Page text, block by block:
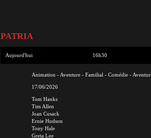
PATRIA
Aujourd'hui 16h30
Animation - Aventure - Familial - Comédie -
17/06/2026
Tom Hanks
Tim Allen
Joan Cusack
Ernie Hudson
Tony Hale
Greta Lee